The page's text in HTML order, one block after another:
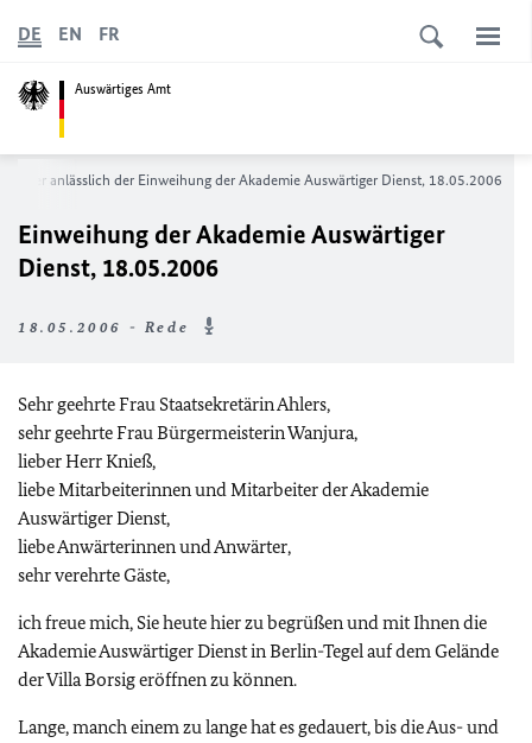
Auswärtiges Amt
DE EN FR
anlässlich der Einweihung der Akademie Auswärtiger Dienst, 18.05.2006
Einweihung der Akademie Auswärtiger
Dienst, 18.05.2006
18.05.2006 - Rede
Sehr geehrte Frau Staatsekretärin Ahlers,
sehr geehrte Frau Bürgermeisterin Wanjura,
lieber Herr Knieß,
liebe Mitarbeiterinnen und Mitarbeiter der Akademie
Auswärtiger Dienst,
liebe Anwärterinnen und Anwärter,
sehr verehrte Gäste,
ich freue mich, Sie heute hier zu begrüßen und mit Ihnen die
Akademie Auswärtiger Dienst in Berlin-Tegel auf dem Gelände
der Villa Borsig eröffnen zu können.
Lange, manch einem zu lange hat es gedauert, bis die Aus- und